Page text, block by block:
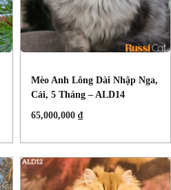
Mèo Anh Lông Dài Nhập Nga,
Cái, 5 Tháng – ALD14
65,000,000 ₫